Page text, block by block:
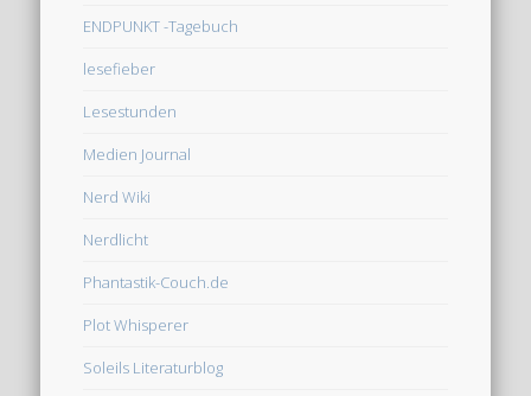
ENDPUNKT -Tagebuch
lesefieber
Lesestunden
Medien Journal
Nerd Wiki
Nerdlicht
Phantastik-Couch.de
Plot Whisperer
Soleils Literaturblog